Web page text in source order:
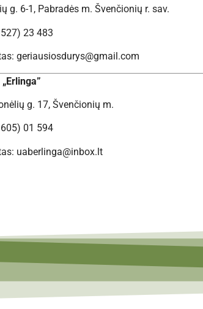
g. 6-1, Pabradės m. Švenčionių r. sav.
23 483
geriausiosdurys@gmail.com
g. 17, Švenčionių m.
01 594
uaberlinga@inbox.lt